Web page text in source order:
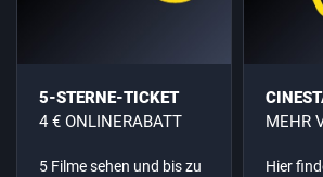
5-STERNE-TICKET
4 € ONLINERABATT
5 Filme sehen und bis zu
MEHR
Hier